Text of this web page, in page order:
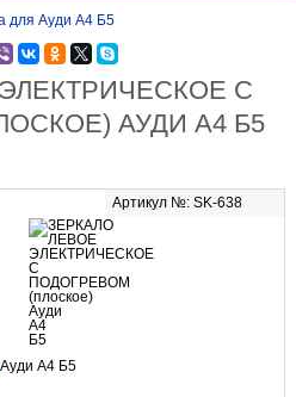
для Ауди А4 Б5
С
АУДИ А4 Б5
Артикул №: SK-638